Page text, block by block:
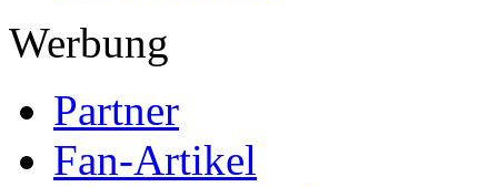
Werbung
Partner
Fan-Artikel